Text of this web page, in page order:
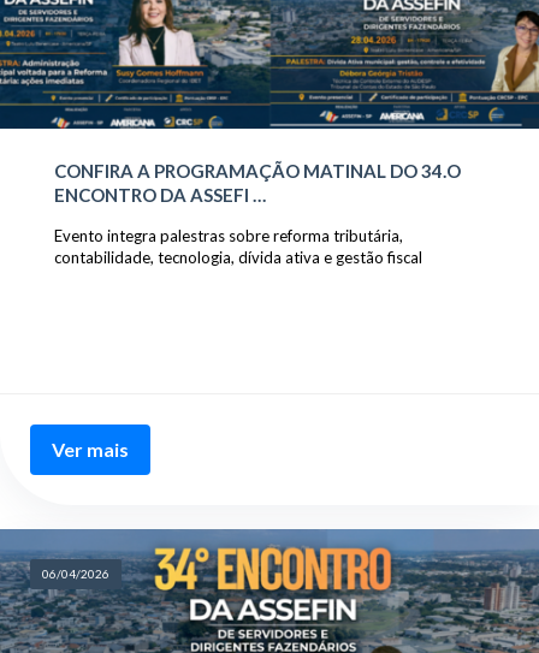
CONFIRA A PROGRAMAÇÃO MATINAL DO 34.O
ENCONTRO DA ASSEFI …
Evento integra palestras sobre reforma tributária,
contabilidade, tecnologia, dívida ativa e gestão fiscal
Ver mais
06/04/2026